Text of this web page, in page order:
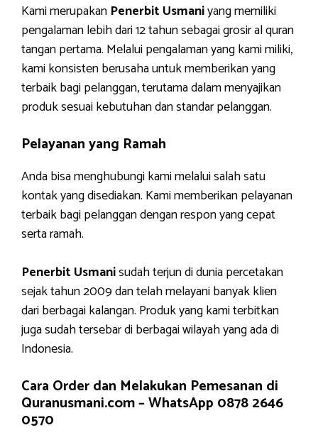
Kami merupakan Penerbit Usmaniyang memiliki
pengalaman lebih dari 12 tahun sebagai grosir al quran
tangan pertama. Melalui pengalaman yang kami miliki,
kami konsisten berusaha untuk memberikan yang
terbaik bagi pelanggan, terutama dalam menyajikan
produk sesuai kebutuhan dan standar pelanggan.
Pelayanan yang Ramah
Anda bisa menghubungi kami melalui salah satu
kontak yang disediakan. Kami memberikan pelayanan
terbaik bagi pelanggan dengan respon yang cepat
serta ramah.
Penerbit Usmanisudah terjun di dunia percetakan
sejak tahun 2009 dan telah melayani banyak klien
dari berbagai kalangan. Produk yang kami terbitkan
juga sudah tersebar di berbagai wilayah yang ada di
Indonesia.
Cara Order dan Melakukan Pemesanan di
Quranusmani.com –WhatsApp 0878 2646
0570